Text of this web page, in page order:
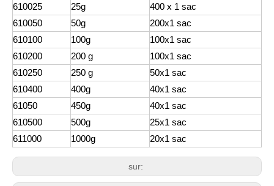
610025
25g
400 x 1 sac
610050
50g
200x1 sac
610100
100g
100x1 sac
610200
200 g
100x1 sac
610250
250 g
50x1 sac
610400
400g
40x1 sac
61050
450g
40x1 sac
610500
500g
25x1 sac
611000
1000g 20x1 sac
sur: